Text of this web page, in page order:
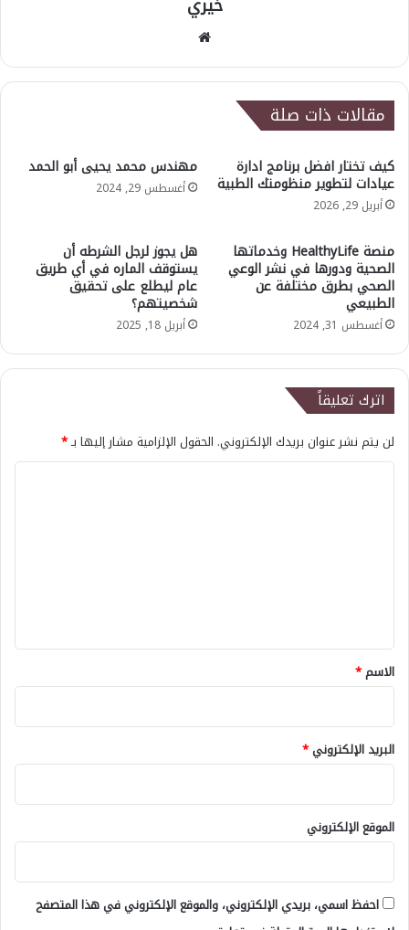
مقالات ذات صلة
كيف تختار افضل برنامج ادارة
عيادات لتطوير منظومتك الطبية
أبريل 29, 2026
مهندس محمد يحيى أبو الحمد
أغسطس 29, 2024
منصة HealthyLife وخدماتها
الصحية ودورها في نشر الوعي
الصحي بطرق مختلفة عن
الطبيعي
أغسطس 31, 2024
هل يجوز لرجل الشرطه أن
يستوقف الماره في أي طريق
عام ليطلع على تحقيق
شخصيتهم؟
أبريل 18, 2025
اترك تعليقاً
لن يتم نشر عنوان بريدك الإلكتروني. الحقول الإلزامية مشار إليها بـ*
*
الاسم*
البريد الإلكتروني*
الموقع الإلكتروني
احفظ اسمي، بريدي الإلكتروني، والموقع الإلكتروني في هذا المتصفح